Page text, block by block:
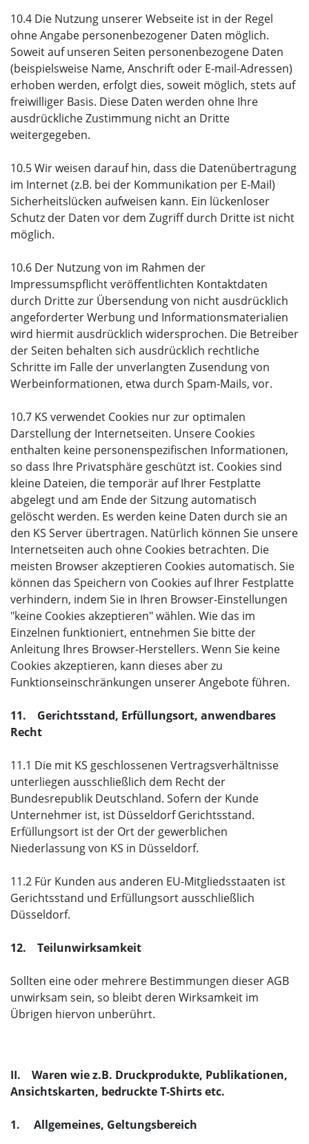
10.4 Die Nutzung unserer Webseite ist in der Regel
ohne Angabe personenbezogener Daten möglich.
Soweit auf unseren Seiten personenbezogene Daten
(beispielsweise Name, Anschrift oder E-mail-Adressen)
erhoben werden, erfolgt dies, soweit möglich, stets auf
freiwilliger Basis. Diese Daten werden ohne Ihre
ausdrückliche Zustimmung nicht an Dritte
weitergegeben.
10.5 Wir weisen darauf hin, dass die Datenübertragung
im Internet (z.B. bei der Kommunikation per E-Mail)
Sicherheitslücken aufweisen kann. Ein lückenloser
Schutz der Daten vor dem Zugriff durch Dritte ist nicht
möglich.
10.6 Der Nutzung von im Rahmen der
Impressumspflicht veröffentlichten Kontaktdaten
durch Dritte zur Übersendung von nicht ausdrücklich
angeforderter Werbung und Informationsmaterialien
wird hiermit ausdrücklich widersprochen. Die Betreiber
der Seiten behalten sich ausdrücklich rechtliche
Schritte im Falle der unverlangten Zusendung von
Werbeinformationen, etwa durch Spam-Mails, vor.
10.7 KS verwendet Cookies nur zur optimalen
Darstellung der Internetseiten. Unsere Cookies
enthalten keine personenspezifischen Informationen,
so dass Ihre Privatsphäre geschützt ist. Cookies sind
kleine Dateien, die temporär auf Ihrer Festplatte
abgelegt und am Ende der Sitzung automatisch
gelöscht werden. Es werden keine Daten durch sie an
den KS Server übertragen. Natürlich können Sie unsere
Internetseiten auch ohne Cookies betrachten. Die
meisten Browser akzeptieren Cookies automatisch. Sie
können das Speichern von Cookies auf Ihrer Festplatte
verhindern, indem Sie in Ihren Browser-Einstellungen
"keine Cookies akzeptieren" wählen. Wie das im
Einzelnen funktioniert, entnehmen Sie bitte der
Anleitung Ihres Browser-Herstellers. Wenn Sie keine
Cookies akzeptieren, kann dieses aber zu
Funktionseinschränkungen unserer Angebote führen.
11. Gerichtsstand, Erfüllungsort, anwendbares
Recht
11.1 Die mit KS geschlossenen Vertragsverhältnisse
unterliegen ausschließlich dem Recht der
Bundesrepublik Deutschland. Sofern der Kunde
Unternehmer ist, ist Düsseldorf Gerichtsstand.
Erfüllungsort ist der Ort der gewerblichen
Niederlassung von KS in Düsseldorf.
11.2 Für Kunden aus anderen EU-Mitgliedsstaaten ist
Gerichtsstand und Erfüllungsort ausschließlich
Düsseldorf.
12. Teilunwirksamkeit
Sollten eine oder mehrere Bestimmungen dieser AGB
unwirksam sein, so bleibt deren Wirksamkeit im
Übrigen hiervon unberührt.
II. Waren wie z.B. Druckprodukte, Publikationen,
Ansichtskarten, bedruckte T-Shirts etc.
1. Allgemeines, Geltungsbereich